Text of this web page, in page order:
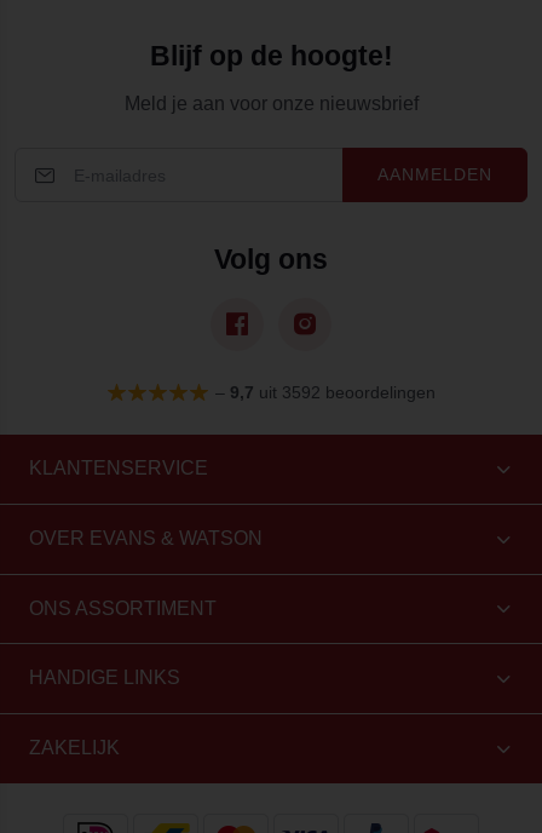
Blijf op de hoogte!
Meld je aan voor onze nieuwsbrief
AANMELDEN
Volg ons
– 9,7 uit 3592 beoordelingen
KLANTENSERVICE
OVER EVANS & WATSON
ONS ASSORTIMENT
HANDIGE LINKS
ZAKELIJK